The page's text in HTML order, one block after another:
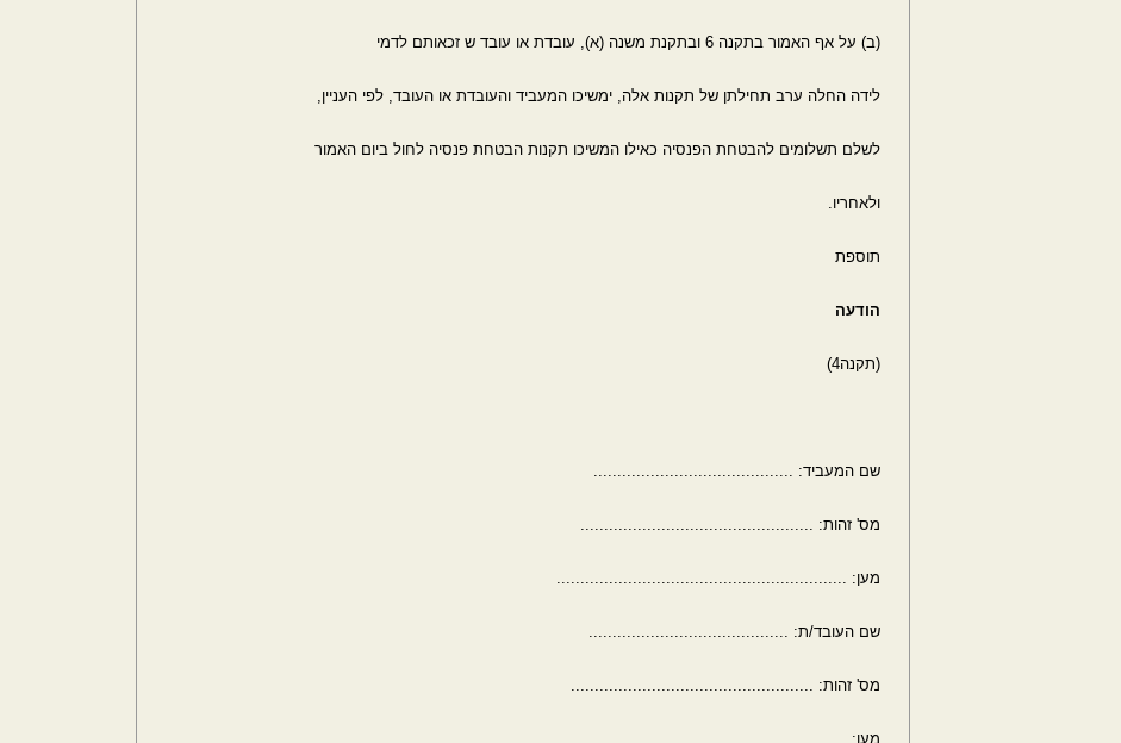
(ב) על אף האמור בתקנה 6 ובתקנת משנה (א), עובדת או עובד ש זכאותם לדמי
לידה החלה ערב תחילתן של תקנות אלה, ימשיכו המעביד והעובדת או העובד, לפי העניין,
לשלם תשלומים להבטחת הפנסיה כאילו המשיכו תקנות הבטחת פנסיה לחול ביום האמור
ולאחריו.
תוספת
הודעה
(תקנה4)
שם המעביד: ..........................................
מס' זהות: .................................................
מען: .............................................................
שם העובד/ת: ..........................................
מס' זהות: ...................................................
מען: .............................................................